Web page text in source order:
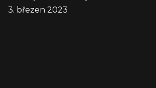
3. březen 2023